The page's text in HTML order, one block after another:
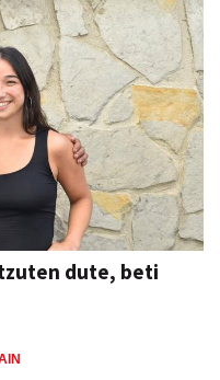
dute, beti